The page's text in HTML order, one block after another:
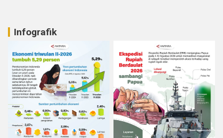
Infografik